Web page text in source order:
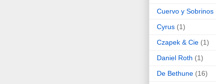
Cuervo y Sobrinos
Cyrus (1)
Czapek & Cie (1)
Daniel Roth (1)
De Bethune (16)